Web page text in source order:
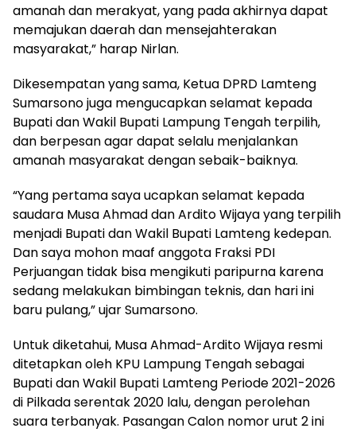
amanah dan merakyat, yang pada akhirnya dapat
memajukan daerah dan mensejahterakan
masyarakat,” harap Nirlan.
Dikesempatan yang sama, Ketua DPRD Lamteng
Sumarsono juga mengucapkan selamat kepada
Bupati dan Wakil Bupati Lampung Tengah terpilih,
dan berpesan agar dapat selalu menjalankan
amanah masyarakat dengan sebaik-baiknya.
“Yang pertama saya ucapkan selamat kepada
saudara Musa Ahmad dan Ardito Wijaya yang terpilih
menjadi Bupati dan Wakil Bupati Lamteng kedepan.
Dan saya mohon maaf anggota Fraksi PDI
Perjuangan tidak bisa mengikuti paripurna karena
sedang melakukan bimbingan teknis, dan hari ini
baru pulang,” ujar Sumarsono.
Untuk diketahui, Musa Ahmad-Ardito Wijaya resmi
ditetapkan oleh KPU Lampung Tengah sebagai
Bupati dan Wakil Bupati Lamteng Periode 2021-2026
di Pilkada serentak 2020 lalu, dengan perolehan
suara terbanyak. Pasangan Calon nomor urut 2 ini